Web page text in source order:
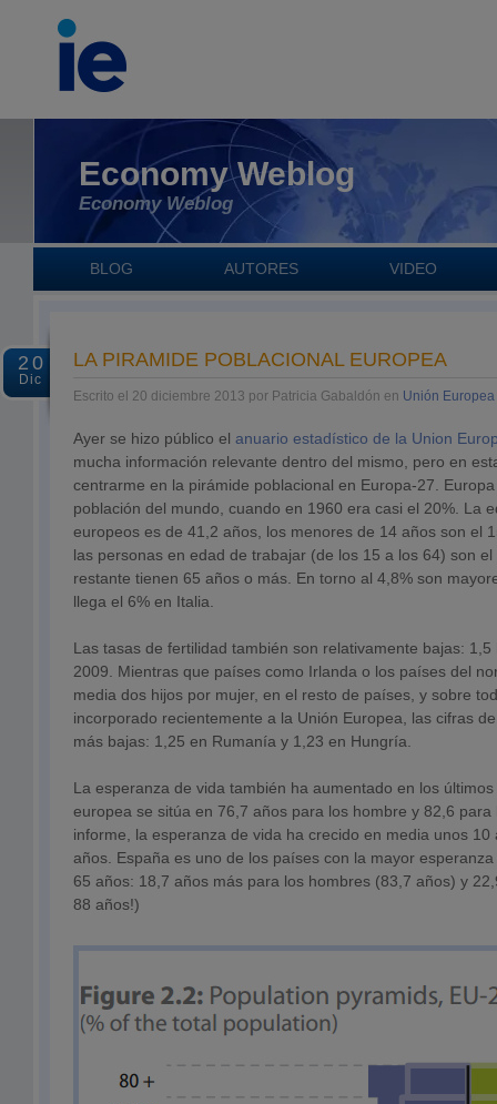
Economy Weblog
Economy Weblog
BLOG AUTORES VIDEO
20
Dic
LA PIRAMIDE POBLACIONAL EUROPEA
Escrito el 20 diciembre 2013 por Patricia Gabaldón en Unión Europea
Ayer se hizo público el anuario estadístico de la Union
mucha información relevante dentro del mismo, pero en
centrarme en la pirámide poblacional en Europa-27.
población del mundo, cuando en 1960 era casi el 20%. La
europeos es de 41,2 años, los menores de 14 años son el
las personas en edad de trabajar (de los 15 a los 64) son el
restante tienen 65 años o más. En torno al 4,8% son
llega el 6% en Italia.
Las tasas de fertilidad también son relativamente bajas:
2009. Mientras que países como Irlanda o los países del
media dos hijos por mujer, en el resto de países, y sobre
incorporado recientemente a la Unión Europea, las cifras
más bajas: 1,25 en Rumanía y 1,23 en Hungría.
La esperanza de vida también ha aumentado en los
europea se sitúa en 76,7 años para los hombre y 82,6
informe, la esperanza de vida ha crecido en media unos 10
años. España es uno de los países con la mayor
65 años: 18,7 años más para los hombres (83,7 años) y
88 años!)